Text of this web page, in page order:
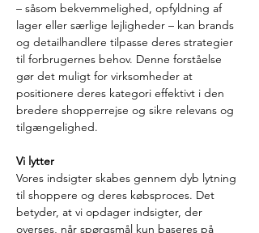
– såsom bekvemmelighed, opfyldning af
lager eller særlige lejligheder – kan brands
og detailhandlere tilpasse deres strategier
til forbrugernes behov. Denne forståelse
gør det muligt for virksomheder at
positionere deres kategori effektivt i den
bredere shopperrejse og sikre relevans og
tilgængelighed.
Vi lytter
Vores indsigter skabes gennem dyb lytning
til shoppere og deres købsproces. Det
betyder, at vi opdager indsigter, der
overses, når spørgsmål kun baseres på